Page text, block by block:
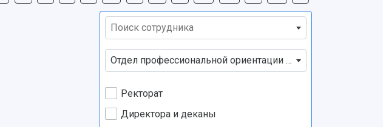
Поиск сотрудника
Отдел профессиональной ориентации и работы с
Ректорат
Директора и деканы